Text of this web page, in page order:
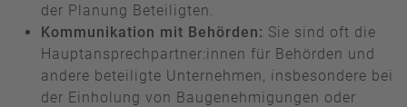
der Planung Beteiligten.
Kommunikation mit Behörden: Sie sind oft die
Hauptansprechpartner:innen für Behörden und
andere beteiligte Unternehmen, insbesondere bei
der Einholung von Baugenehmigungen oder